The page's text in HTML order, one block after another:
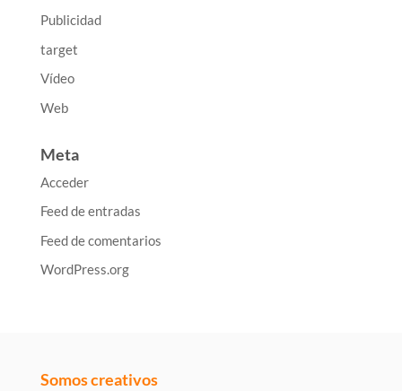
Publicidad
target
Vídeo
Web
Meta
Acceder
Feed de entradas
Feed de comentarios
WordPress.org
Somos creativos